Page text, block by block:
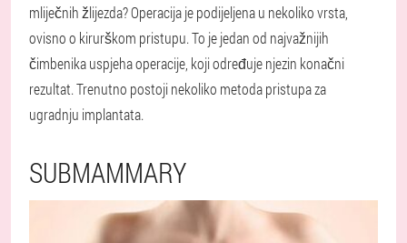
mliječnih žlijezda? Operacija je podijeljena u nekoliko vrsta,
ovisno o kirurškom pristupu. To je jedan od najvažnijih
čimbenika uspjeha operacije, koji određuje njezin konačni
rezultat. Trenutno postoji nekoliko metoda pristupa za
ugradnju implantata.
SUBMAMMARY